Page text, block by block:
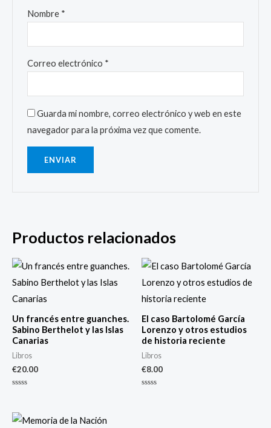
Nombre *
Correo electrónico *
Guarda mi nombre, correo electrónico y web en este
navegador para la próxima vez que comente.
Productos relacionados
Un francés entre guanches.
Sabino Berthelot y las Islas
Canarias
Libros
€20.00
de
5
El caso Bartolomé García
Lorenzo y otros estudios
de historia reciente
Libros
€8.00